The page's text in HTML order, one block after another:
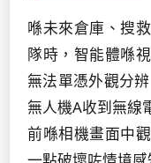
喺未來倉庫、搜
隊時，智能體喺
無法單憑外觀分
無人機A收到無線
前喺相機畫面中